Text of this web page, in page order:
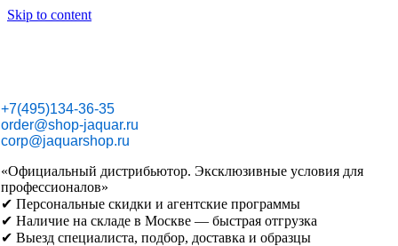
Skip to content
+7(495)134-36-35
order@shop-jaquar.ru
corp@jaquarshop.ru
«Официальный дистрибьютор. Эксклюзивные условия для
профессионалов»
✔ Персональные скидки и агентские программы
✔ Наличие на складе в Москве — быстрая отгрузка
✔ Выезд специалиста, подбор, доставка и образцы